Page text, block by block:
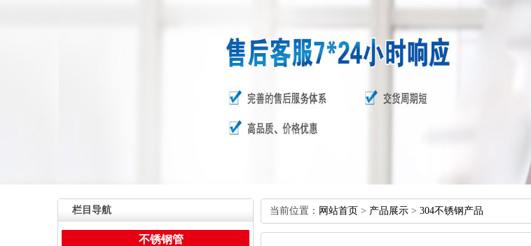
当前位置： 网站首页 > 产品展示 > 304不锈钢产品
栏目导航
不锈钢管